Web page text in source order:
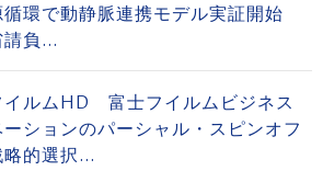
循環で動静脈連携モデル実証開始
負...
イルムHD 富士フイルムビジネス
ーションのパーシャル・スピンオフ
的選択...